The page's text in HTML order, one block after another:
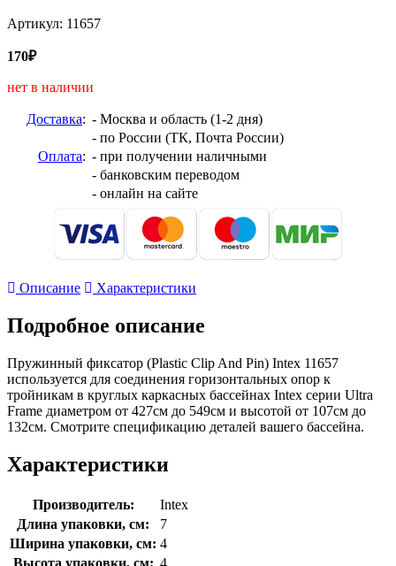
Артикул: 11657
170₽
нет в наличии
Доставка: - Москва и область (1-2 дня)
- по России (ТК, Почта России)
Оплата: - при получении наличными
- банковским переводом
- онлайн на сайте
Описание Характеристики
Подробное описание
Пружинный фиксатор (Plastic Clip And Pin) Intex 11657
используется для соединения горизонтальных опор к
тройникам в круглых каркасных бассейнах Intex серии Ultra
Frame диаметром от 427см до 549см и высотой от 107см до
132см. Смотрите спецификацию деталей вашего бассейна.
Характеристики
Производитель:
Intex
Длина упаковки, см:
7
Ширина упаковки, см: 4
Высота упаковки, см: 4